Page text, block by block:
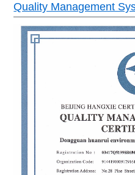
Quality Management